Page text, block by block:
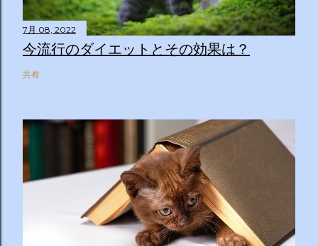
7月 08, 2022
今流行のダイエットとその効果は？
共有